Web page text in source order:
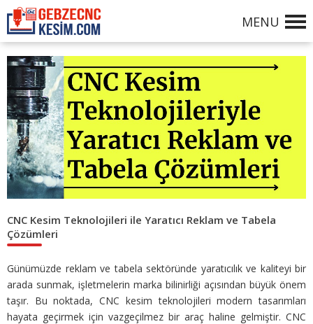
MENU
CNC Kesim Teknolojileri ile Yaratıcı Reklam ve Tabela
Çözümleri
Günümüzde reklam ve tabela sektöründe yaratıcılık ve kaliteyi bir
arada sunmak, işletmelerin marka bilinirliği açısından büyük önem
taşır. Bu noktada, CNC kesim teknolojileri modern tasarımları
hayata geçirmek için vazgeçilmez bir araç haline gelmiştir. CNC